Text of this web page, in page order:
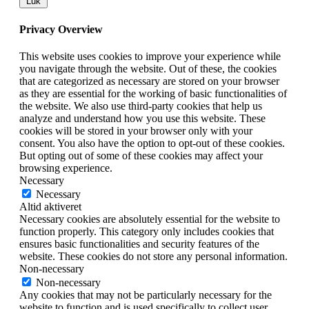
Privacy Overview
This website uses cookies to improve your experience while
you navigate through the website. Out of these, the cookies
that are categorized as necessary are stored on your browser
as they are essential for the working of basic functionalities of
the website. We also use third-party cookies that help us
analyze and understand how you use this website. These
cookies will be stored in your browser only with your
consent. You also have the option to opt-out of these cookies.
But opting out of some of these cookies may affect your
browsing experience.
Necessary
Necessary
Altid aktiveret
Necessary cookies are absolutely essential for the website to
function properly. This category only includes cookies that
ensures basic functionalities and security features of the
website. These cookies do not store any personal information.
Non-necessary
Non-necessary
Any cookies that may not be particularly necessary for the